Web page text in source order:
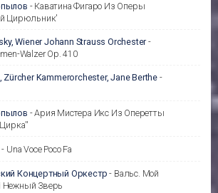
- Каватина Фигаро Из Оперы
Цирюльник'
Wiener Johann Strauss Orchester -
Walzer Op. 410
Zürcher Kammerorchester, Jane Berthe -
-Ария Мистера Икс Из Оперетты
- Una Voce Poco Fa
Концертный Оркестр - Вальс. Мой
Нежный Зверь